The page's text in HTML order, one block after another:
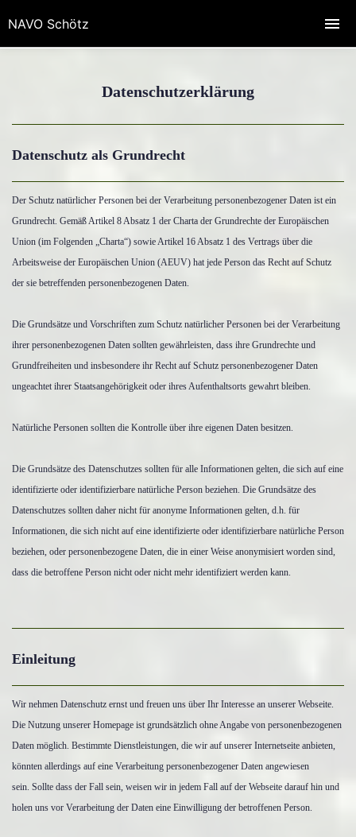
Datenschutzerklärung
Datenschutz als Grundrecht
Der Schutz natürlicher Personen bei der Verarbeitung personenbezogener Daten ist ein
Grundrecht. Gemäß Artikel 8 Absatz 1 der Charta der Grundrechte der Europäischen
Union (im Folgenden „Charta“) sowie Artikel 16 Absatz 1 des Vertrags über die
Arbeitsweise der Europäischen Union (AEUV) hat jede Person das Recht auf Schutz
der sie betreffenden personenbezogenen Daten.
Die Grundsätze und Vorschriften zum Schutz natürlicher Personen bei der Verarbeitung
ihrer personenbezogenen Daten sollten gewährleisten, dass ihre Grundrechte und
Grundfreiheiten und insbesondere ihr Recht auf Schutz personenbezogener Daten
ungeachtet ihrer Staatsangehörigkeit oder ihres Aufenthaltsorts gewahrt bleiben.
Natürliche Personen sollten die Kontrolle über ihre eigenen Daten besitzen.
Die Grundsätze des Datenschutzes sollten für alle Informationen gelten, die sich auf eine
identifizierte oder identifizierbare natürliche Person beziehen. Die Grundsätze des
Datenschutzes sollten daher nicht für anonyme Informationen gelten, d.h. für
Informationen, die sich nicht auf eine identifizierte oder identifizierbare natürliche Person
beziehen, oder personenbezogene Daten, die in einer Weise anonymisiert worden sind,
dass die betroffene Person nicht oder nicht mehr identifiziert werden kann.
Einleitung
Wir nehmen Datenschutz ernst und freuen uns über Ihr Interesse an unserer Webseite.
Die Nutzung unserer Homepage ist grundsätzlich ohne Angabe von personenbezogenen
Daten möglich. Bestimmte Dienstleistungen, die wir auf unserer Internetseite anbieten,
könnten allerdings auf eine Verarbeitung personenbezogener Daten angewiesen
sein. Sollte dass der Fall sein, weisen wir in jedem Fall auf der Webseite darauf hin und
holen uns vor Verarbeitung der Daten eine Einwilligung der betroffenen Person.
NAVO Schötz